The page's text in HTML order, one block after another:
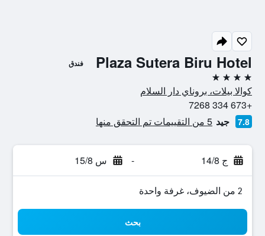
Plaza Sutera Biru Hotel فندق
4 نجوم
كوالا بيلات، بروناي دار السلام
+673 334 7268
7.8 جيد 5 من التقييمات تم التحقق منها
ج 14/8 - س 15/8
2 من الضيوف، غرفة واحدة
بحث